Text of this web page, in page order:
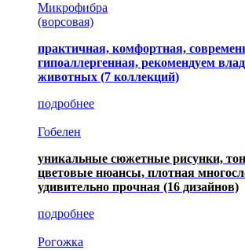
Микрофибра
(ворсовая)
практичная, комфортная,
гипоаллергенная, рекомендуем
животных (7 коллекций)
подробнее
Гобелен
уникальные сюжетные рисунки,
цветовые нюансы, плотная
удивительно прочная (16 дизайнов)
подробнее
Рогожка